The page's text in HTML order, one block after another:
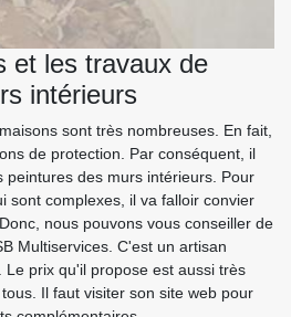
et les travaux de
intérieurs
sont très nombreuses. En fait,
de protection. Par conséquent, il
peintures des murs intérieurs. Pour
sont complexes, il va falloir convier
nous pouvons vous conseiller de
Multiservices. C'est un artisan
prix qu'il propose est aussi très
Il faut visiter son site web pour